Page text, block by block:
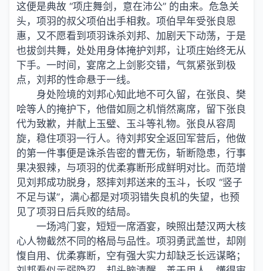
这便是典故 “项庄舞剑，意在沛公” 的由来。危急关
头，项羽的叔父项伯出手相救。项伯早年受张良恩
惠，又不愿看到项羽诛杀刘邦、加剧天下动荡，于是
也拔剑共舞，处处用身体掩护刘邦，让项庄始终无从
下手。一时间，宴席之上剑影交错，气氛紧张到极
点，刘邦的性命悬于一线。
身处险境的刘邦心知此地不可久留，在张良、樊
哙等人的掩护下，他借如厕之机悄然离席，留下张良
代为致歉，并献上玉璧、玉斗等礼物。张良从容周
旋，稳住项羽一行人。待刘邦安全返回军营后，他做
的第一件事便是诛杀告密的曹无伤，斩断隐患，行事
果决狠辣，与项羽的优柔寡断形成鲜明对比。而范增
见刘邦成功脱身，怒摔刘邦送来的玉斗，长叹 “竖子
不足与谋”，满心都是对项羽错失良机的失望，也预
见了项羽日后兵败的结局。
一场鸿门宴，短短一席酒宴，映照出楚汉两大核
心人物截然不同的格局与品性。项羽勇武盖世，却刚
愎自用、优柔寡断，空有强大实力却缺乏长远谋略；